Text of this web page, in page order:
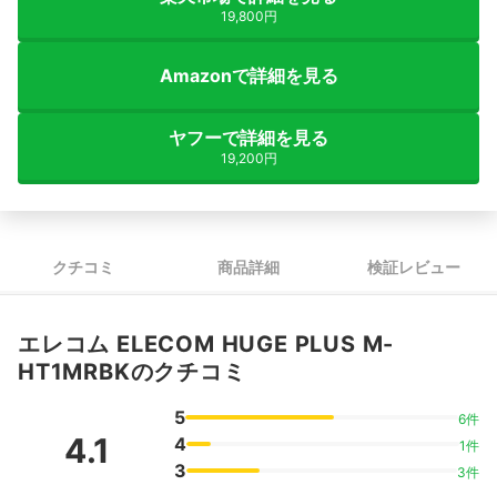
19,800円
Amazonで詳細を見る
ヤフーで詳細を見る
19,200円
クチコミ 商品詳細 検証レビュー
エレコム ELECOM HUGE PLUS M-
HT1MRBKのクチコミ
4.1
5 6件
4 1件
3 3件